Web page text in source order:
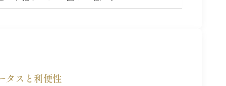
タスと利便性